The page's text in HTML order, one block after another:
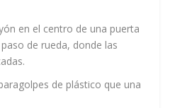
en el centro de una puerta
de rueda, donde las
de plástico que una